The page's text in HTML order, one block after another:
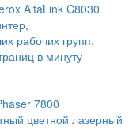
AltaLink C8030
рабочих групп.
в минуту
7800
цветной лазерный